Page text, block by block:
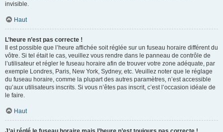
invisible.
Haut
L’heure n’est pas correcte !
Il est possible que l’heure affichée soit réglée sur un fuseau horaire différent du
vôtre. Si tel était le cas, veuillez vous rendre dans le panneau de contrôle de
l’utilisateur et régler le fuseau horaire afin de trouver votre zone adéquate, par
exemple Londres, Paris, New York, Sydney, etc. Veuillez noter que le réglage
du fuseau horaire, comme la plupart des autres paramètres, n’est accessible
qu’aux utilisateurs inscrits. Si vous n’êtes pas inscrit, c’est l’occasion idéale de
le faire.
Haut